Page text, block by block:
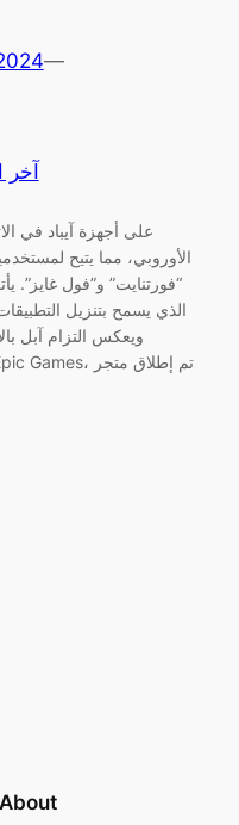
—
آخر
الأوروبي، مما يتيح
“فورتنايت” و”فول غايز”.
ويعكس التزام آبل
About